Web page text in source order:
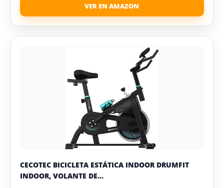
CECOTEC BICICLETA ESTÁTICA INDOOR DRUMFIT
INDOOR, VOLANTE DE...